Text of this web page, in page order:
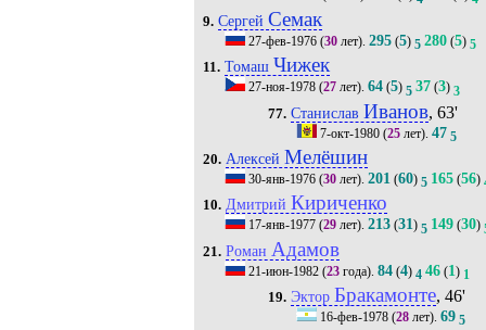
9. Сергей Семак
27-фев-1976(30лет). 295(5) 5 280(5) 5
11. Томаш Чижек
27-ноя-1978(27лет). 64(5) 5 37(3) 3
77. Станислав Иванов, 63'
7-окт-1980 (25 лет).47 5
20. Алексей Мелёшин
30-янв-1976(30лет). 201(60) 5 165(56)
10. Дмитрий Кириченко
17-янв-1977(29лет). 213(31) 5 149(30)
21. Роман Адамов
21-июн-1982(23года). 84(4) 4 46(1) 1
19. Эктор Бракамонте, 46'
16-фев-1978 (28 лет).69 5